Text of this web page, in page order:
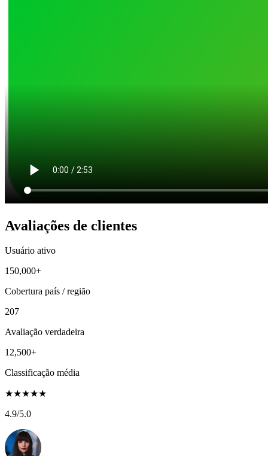
Avaliações de clientes
Usuário ativo
150,000+
Cobertura país / região
207
Avaliação verdadeira
12,500+
Classificação média
★★★★★
4.9/5.0